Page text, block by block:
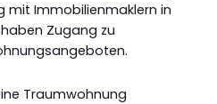
mit Immobilienmaklern in
Zugang zu
Traumwohnung